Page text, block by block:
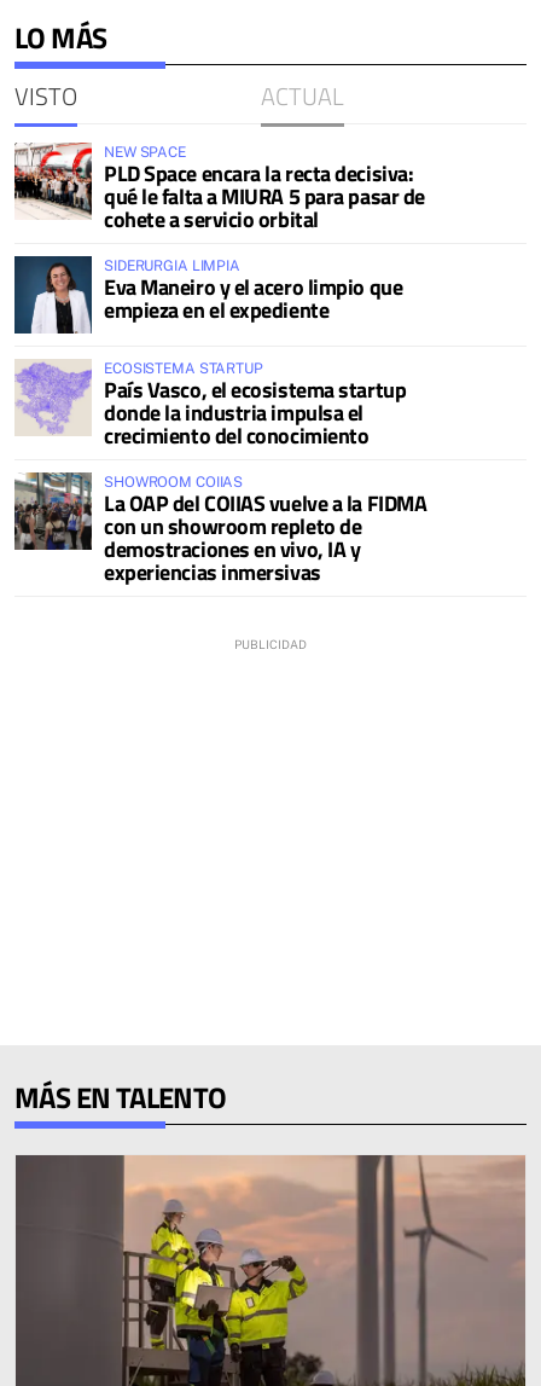
LO MÁS
VISTO ACTUAL
NEW SPACE
PLD Space encara la recta decisiva:
qué le falta a MIURA 5 para pasar de
cohete a servicio orbital
SIDERURGIA LIMPIA
Eva Maneiro y el acero limpio que
empieza en el expediente
ECOSISTEMA STARTUP
País Vasco, el ecosistema startup
donde la industria impulsa el
crecimiento del conocimiento
SHOWROOM COIIAS
La OAP del COIIAS vuelve a la FIDMA
con un showroom repleto de
demostraciones en vivo, IA y
experiencias inmersivas
MÁS EN TALENTO